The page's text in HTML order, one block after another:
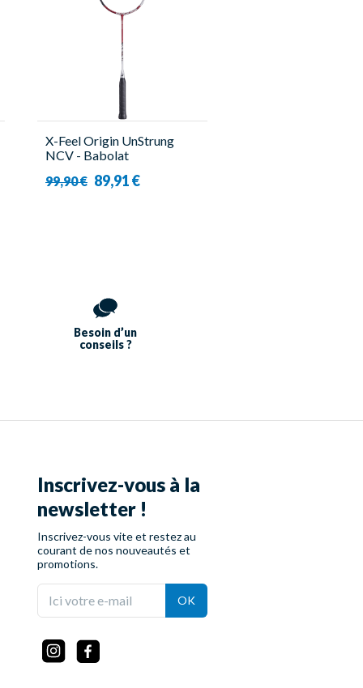
X-Feel Origin UnStrung
NCV - Babolat
99,90 € 89,91 €
Besoin d’un
conseils ?
Inscrivez-vous à la
newsletter !
Inscrivez-vous vite et restez au
courant de nos nouveautés et
promotions.